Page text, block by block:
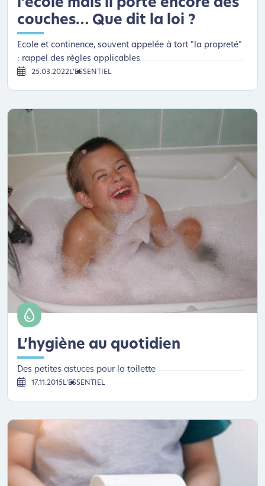
l’école mais il porte encore des
couches… Que dit la loi ?
Ecole et continence, souvent appelée à tort "la propreté"
: rappel des règles applicables
25.03.2022L’ESSENTIEL
L’hygiène au quotidien
Des petites astuces pour la toilette
17.11.2015 L’ESSENTIEL